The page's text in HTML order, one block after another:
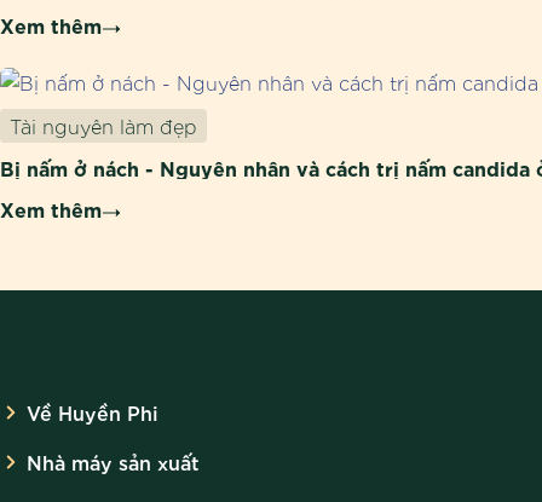
Xem thêm
Tài nguyên làm đẹp
Bị nấm ở nách - Nguyên nhân và cách trị nấm candida
Xem thêm
Về Huyền Phi
Nhà máy sản xuất